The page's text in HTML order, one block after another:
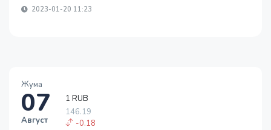
Жума
07
Август
1 RUB
146.19
-0.18
2023-01-20 11:23